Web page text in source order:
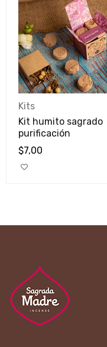
Kits
Kit humito sagrado
purificación
$7,00